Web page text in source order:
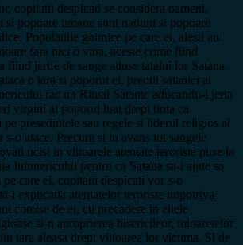
copitatii despicati se considera oameni,
si popoare umane sunt natiuni si popoare
Populatiile goimice pe care ei, alesii au
fara nici o vina, aceste crime fiind
fiind jertfe de sange aduse tatalui lor Satana.
o tara si poporul ei, preotii satanici ai
fac un Ritual Satanic aducandu-i jerta
virgini ai poporul luat drept tinta ca
presedintele sau regele si liderul religios al
s-o atace. Precum si in avans tot sangele
ucisi in viitoarele atentate teroriste puse la
Intunericului pentru ca Satana sa-i ajute sa
pe care ei, copitatii despicati vor s-o
i explicatia atentatelor teroriste impotriva
comise de ei, cu precadere in zilele
si-n aproprierea bisericileor, minaretelor
tara aleasa drept viitoarea lor victima. Si de